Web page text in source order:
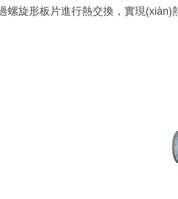
旋形板片進行熱交換，實現(xiàn)熱量